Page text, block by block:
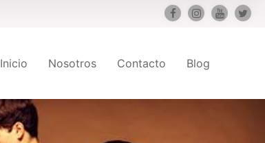
Inicio Nosotros Contacto Blog